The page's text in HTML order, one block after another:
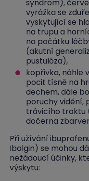
syndrom),
vyrážka se
vyskytující se
na trupu a
na počátku
(akutní
pustulóza),
kopřivka, náhle
pocit tísně na
dechem, dále
poruchy vidění,
trávicího traktu
dočerna
Při užívání
Ibalgin) se mohou
nežádoucí účinky,
výskytu: